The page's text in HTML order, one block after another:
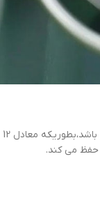
فلاسک 680 میل دارای قابلیت حفظ دمای مناسبی می باشد،بطوریکه معادل 12
حفظ می کند.